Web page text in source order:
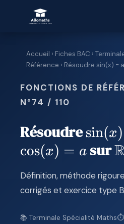
Accueil › Fiches BAC ›
Référence › Résoudre sin(x) =
FONCTIONS DE
N°74 / 110
Résoudre
= a
sin(x)
cos(x) = a sur
Définition, méthode
corrigés et exercice type
📚 Terminale Spécialité Maths⏱